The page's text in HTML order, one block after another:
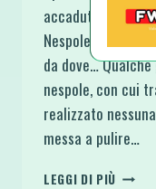
accaduto a me
Nespole Light e
da dove…
nespole, con cui
realizzato
messa a pulire…
LEGGI DI PIÙ TORTA